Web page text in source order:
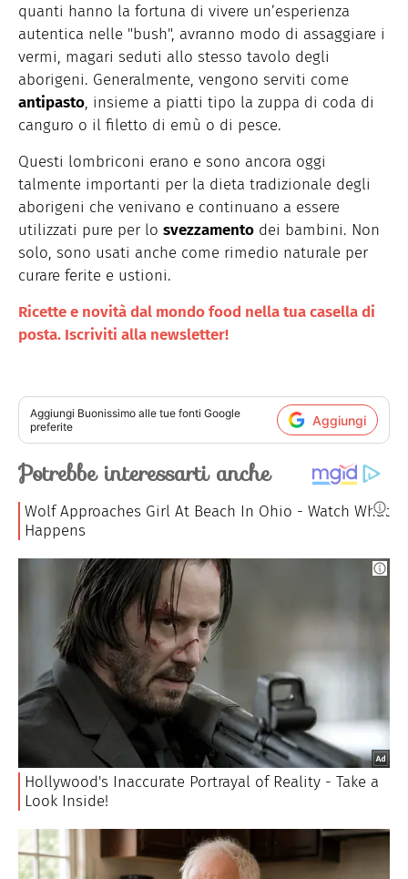
quanti hanno la fortuna di vivere un’esperienza
autentica nelle "bush", avranno modo di assaggiare i
vermi, magari seduti allo stesso tavolo degli
aborigeni. Generalmente, vengono serviti come
antipasto, insieme a piatti tipo la zuppa di coda di
canguro o il filetto di emù o di pesce.
Questi lombriconi erano e sono ancora oggi
talmente importanti per la dieta tradizionale degli
aborigeni che venivano e continuano a essere
utilizzati pure per lo svezzamento dei bambini. Non
solo, sono usati anche come rimedio naturale per
curare ferite e ustioni.
Ricette e novità dal mondo food nella tua casella di
posta. Iscriviti alla newsletter!
Aggiungi Buonissimo alle tue fonti Google
preferite
Aggiungi